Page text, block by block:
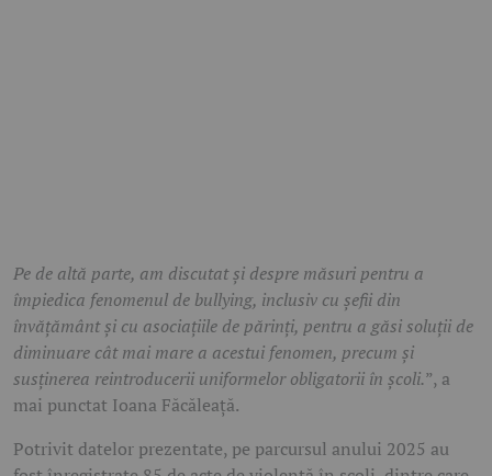
Pe de altă parte, am discutat și despre măsuri pentru a
împiedica fenomenul de bullying, inclusiv cu șefii din
învățământ și cu asociațiile de părinți, pentru a găsi soluții de
diminuare cât mai mare a acestui fenomen, precum și
susținerea reintroducerii uniformelor obligatorii în școli.”, a
mai punctat Ioana Făcăleață.
Potrivit datelor prezentate, pe parcursul anului 2025 au